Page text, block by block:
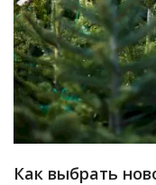
Как выбрать